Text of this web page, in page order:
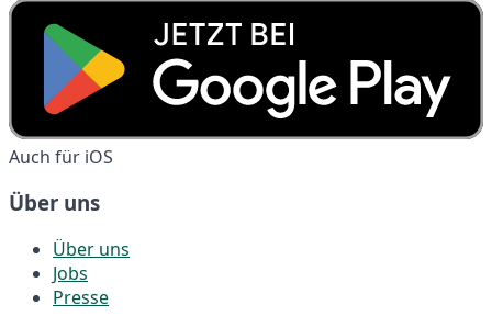
Auch für iOS
Über uns
Über uns
Jobs
Presse